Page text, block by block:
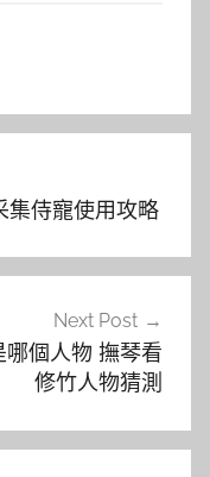
集侍寵使用攻略
Next Post
哪個人物 撫琴看
修竹人物猜測